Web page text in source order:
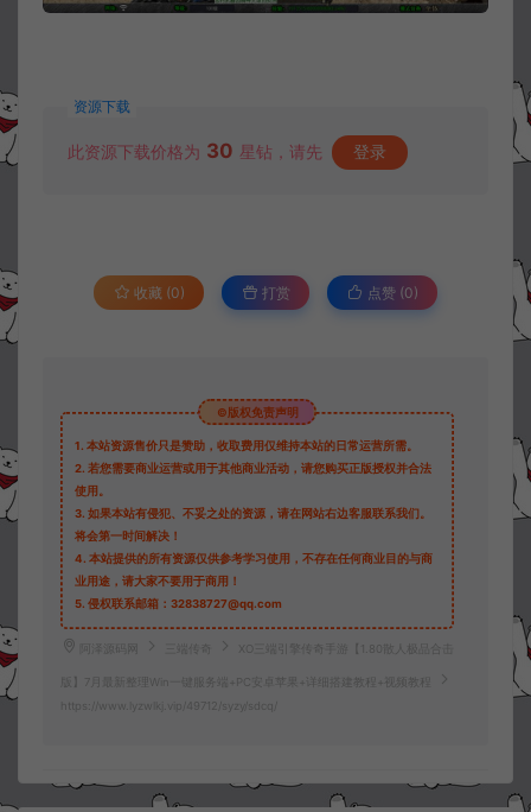
资源下载
此资源下载价格为 30 星钻，请先 登录
收藏 (0) 打赏 点赞 (0)
©版权免责声明
1. 本站资源售价只是赞助，收取费用仅维持本站的日常运营所需。
2. 若您需要商业运营或用于其他商业活动，请您购买正版授权并合法
使用。
3. 如果本站有侵犯、不妥之处的资源，请在网站右边客服联系我们。
将会第一时间解决！
4. 本站提供的所有资源仅供参考学习使用，不存在任何商业目的与商
业用途，请大家不要用于商用！
5. 侵权联系邮箱：32838727@qq.com
阿泽源码网 三端传奇 XO三端引擎传奇手游【1.80散人极品合击
版】7月最新整理Win一键服务端+PC安卓苹果+详细搭建教程+视频教程
https://www.lyzwlkj.vip/49712/syzy/sdcq/